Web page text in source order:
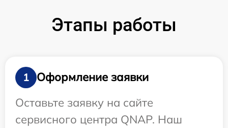
Этапы работы
1
Оформление заявки
Оставьте заявку на сайте
сервисного центра QNAP. Наш